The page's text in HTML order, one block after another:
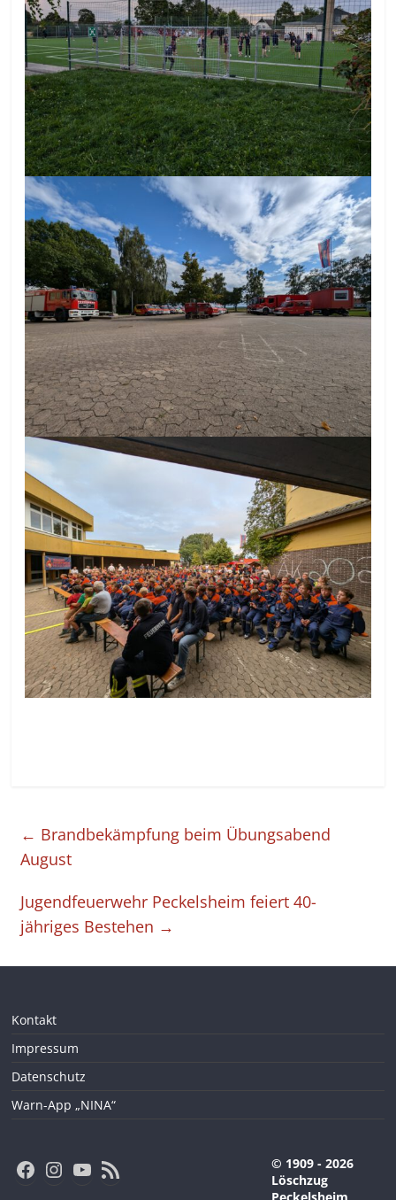
← Brandbekämpfung beim Übungsabend
August
Jugendfeuerwehr Peckelsheim feiert 40-
jähriges Bestehen →
Kontakt
Impressum
Datenschutz
Warn-App „NINA“
Facebook Instagram YouTube RSS-Feed
© 1909 - 2026
Löschzug